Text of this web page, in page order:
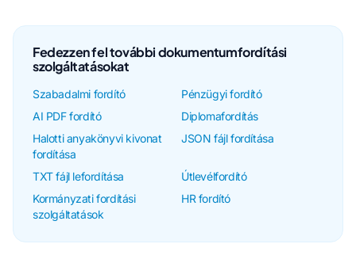
Fedezzen fel további dokumentumfordítási
szolgáltatásokat
Szabadalmi fordító
Pénzügyi fordító
AI PDF fordító
Diplomafordítás
Halotti anyakönyvi kivonat
fordítása
JSON fájl fordítása
TXT fájl lefordítása
Útlevélfordító
Kormányzati fordítási
szolgáltatások
HR fordító